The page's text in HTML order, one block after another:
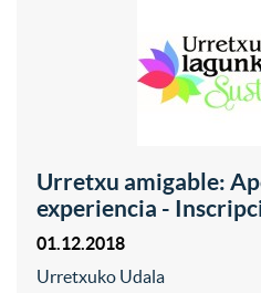
Urretxu amigable:
experiencia -
01.12.2018
Urretxuko Udala